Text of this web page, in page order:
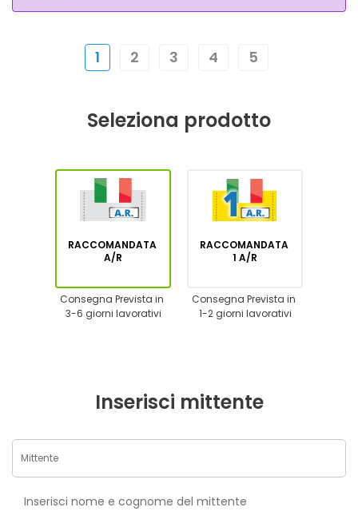
1 2 3 4 5
Seleziona prodotto
RACCOMANDATA
A/R
Consegna Prevista in
3-6 giorni lavorativi
RACCOMANDATA
1 A/R
Consegna Prevista in
1-2 giorni lavorativi
Inserisci mittente
Inserisci nome e cognome del mittente